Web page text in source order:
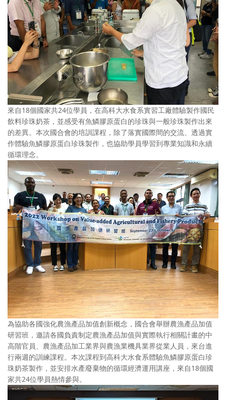
來自18個國家共24位學員，在高科大水食系實習工廠體驗製作國民
飲料珍珠奶茶，並感受有魚鱗膠原蛋白的珍珠與一般珍珠製作出來
的差異。本次國合會的培訓課程，除了落實國際間的交流、透過實
作體驗魚鱗膠原蛋白珍珠製作，也協助學員學習到專業知識和永續
循環理念。
為協助各國強化農漁產品加值創新概念，國合會舉辦農漁產品加值
研習班，邀請各國負責制定農漁產品加值與實際執行相關計畫的中
高階官員、農漁產品加工業界與農漁業機具業界從業人員，來台進
行兩週的訓練課程。本次課程到高科大水食系體驗魚鱗膠原蛋白珍
珠奶茶製作，並安排水產廢棄物的循環經濟運用講座，來自18個國
家共24位學員熱情參與。